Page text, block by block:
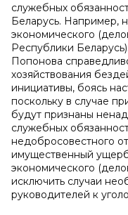
служебных
Беларусь. Например,
экономического
Республики
Попонова
хозяйствования
инициативы, боясь
поскольку в случае
будут признаны
служебных
недобросовестного
имущественный
экономического
исключить случаи
руководителей к